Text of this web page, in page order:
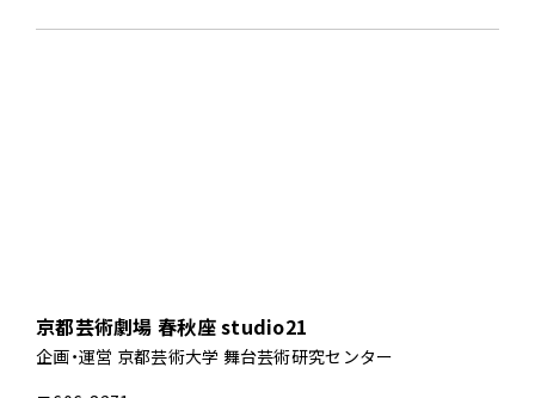
京都芸術劇場 春秋座 studio21
企画・運営 京都芸術大学 舞台芸術研究センター